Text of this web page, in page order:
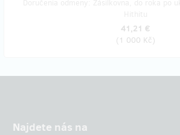
41,21 €
(1 000 Kč)
Najdete nás na